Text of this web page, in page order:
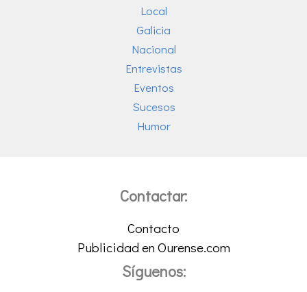
Local
Galicia
Nacional
Entrevistas
Eventos
Sucesos
Humor
Contactar:
Contacto
Publicidad en Ourense.com
Síguenos: